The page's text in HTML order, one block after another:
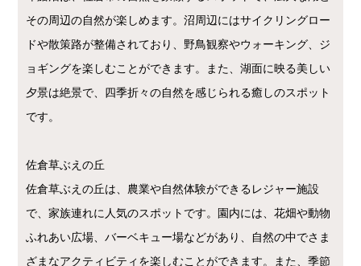
その周辺の自然が楽しめます。沼周辺にはサイクリングロー
ドや散策路が整備されており、野鳥観察やウォーキング、ジ
ョギングを楽しむことができます。また、湖面に映る美しい
夕景は絶景で、四季折々の自然を感じられる癒しのスポット
です。
佐倉草ぶえの丘
佐倉草ぶえの丘は、農業や自然体験ができるレジャー施設
で、家族連れに人気のスポットです。園内には、花畑や動物
ふれあい広場、バーベキュー場などがあり、自然の中でさま
ざまなアクティビティを楽しむことができます。また、季節